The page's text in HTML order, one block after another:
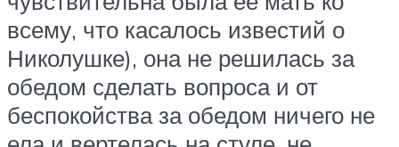
всему, что касалось известий о
Николушке), она не решилась за
обедом сделать вопроса и от
беспокойства за обедом ничего не